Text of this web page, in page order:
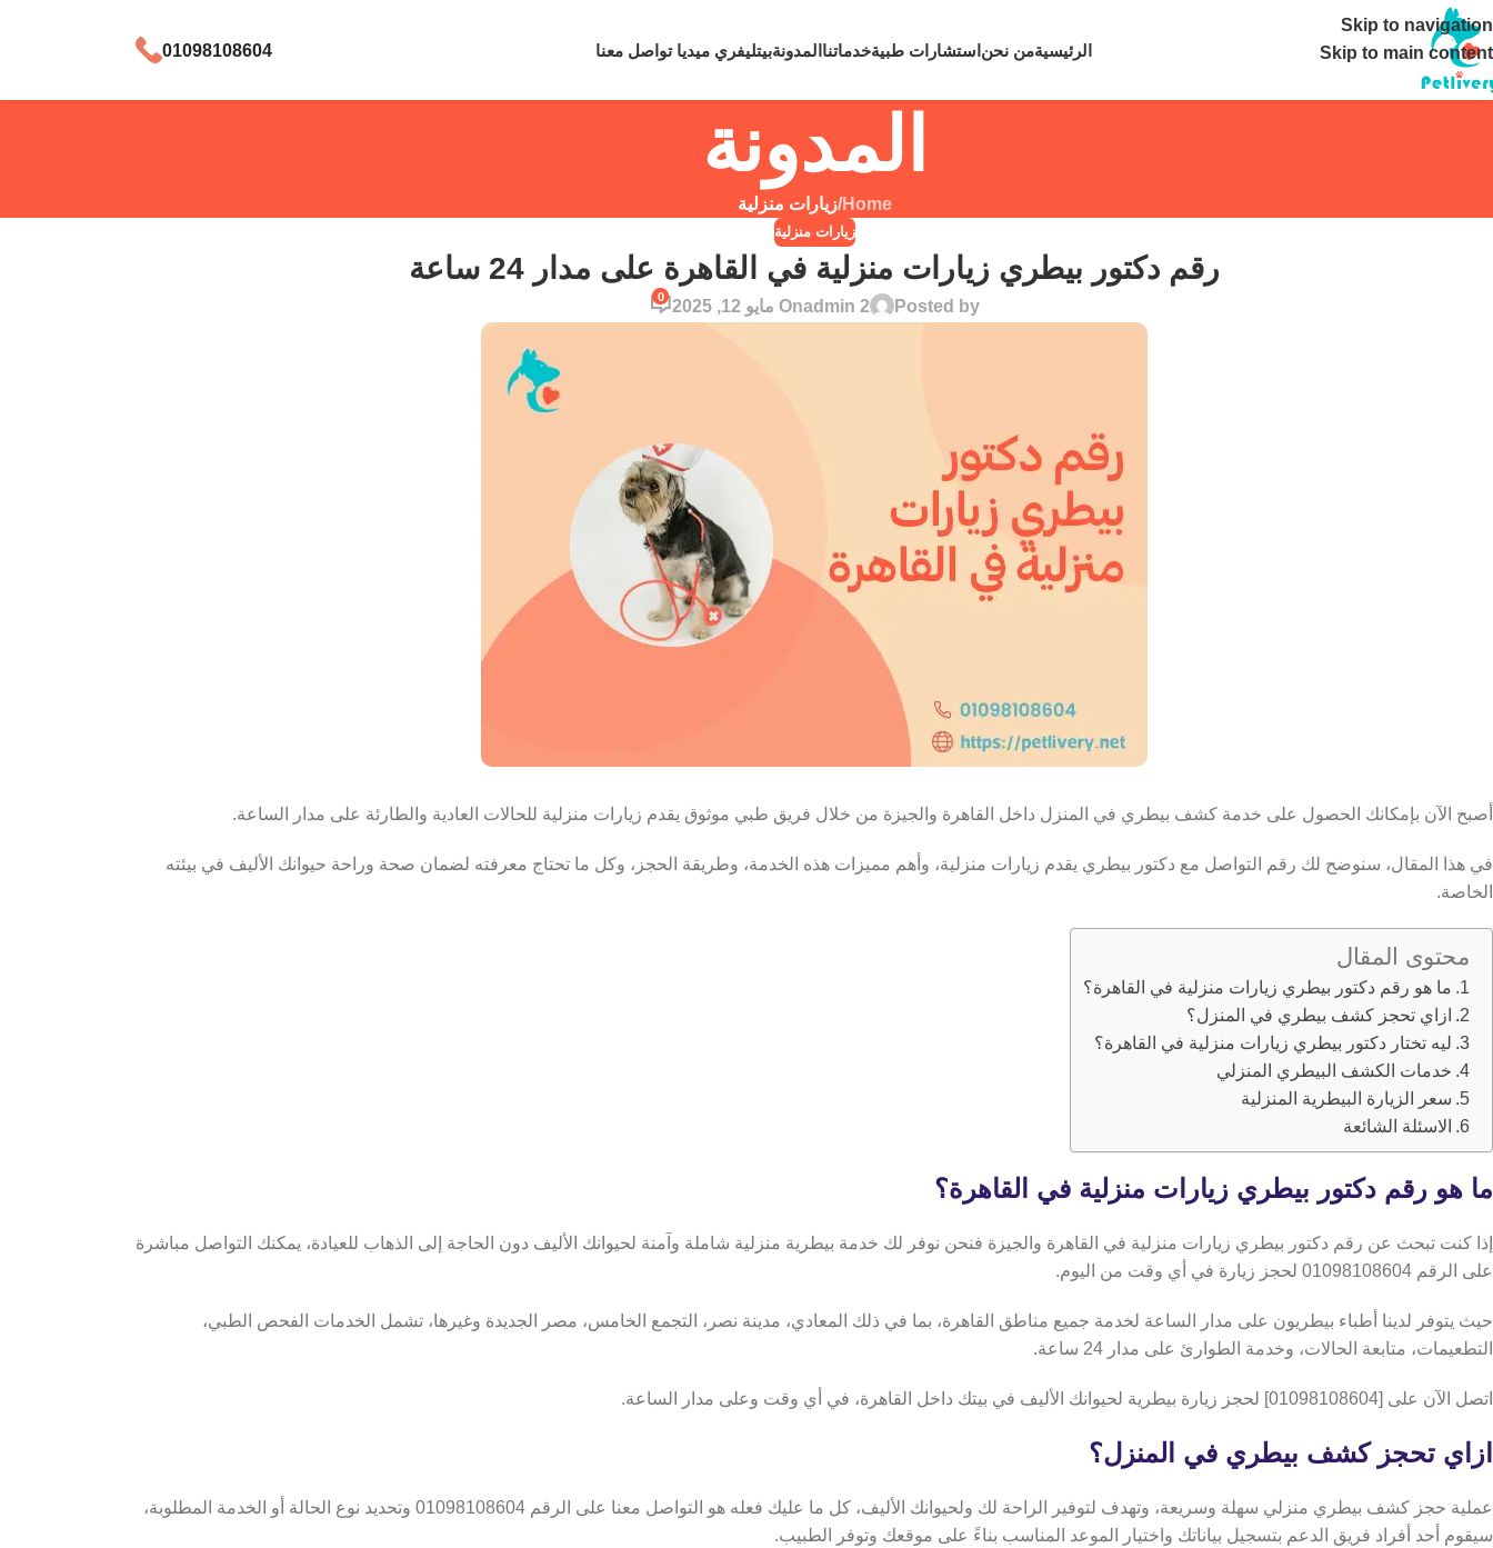
Skip to navigation
Skip to main content
الرئيسيةمن نحن استشارات طبيةخدماتنا المدونةبيتليفري ميدياتواصل معنا 01098108604
المدونة
Home
/زيارات منزلية
زيارات منزلية
رقم دكتور بيطري زيارات منزلية في القاهرة على مدار 24 ساعة
Posted by
admin 2On مايو 12, 2025
0
أصبح الآن بإمكانك الحصول على خدمة كشف بيطري في المنزل داخل القاهرة والجيزة من خلال فريق طبي موثوق يقدم زيارات منزلية للحالات العادية والطارئة على مدار الساعة.
في هذا المقال، سنوضح لك رقم التواصل مع دكتور بيطري يقدم زيارات منزلية، وأهم مميزات هذه الخدمة، وطريقة الحجز، وكل ما تحتاج معرفته لضمان صحة وراحة حيوانك الأليف في بيئته
الخاصة.
محتوى المقال
ما هو رقم دكتور بيطري زيارات منزلية في القاهرة؟
ازاي تحجز كشف بيطري في المنزل؟
ليه تختار دكتور بيطري زيارات منزلية في القاهرة؟
خدمات الكشف البيطري المنزلي
سعر الزيارة البيطرية المنزلية
الاسئلة الشائعة
ما هو رقم دكتور بيطري زيارات منزلية في القاهرة؟
إذا كنت تبحث عن رقم دكتور بيطري زيارات منزلية في القاهرة والجيزة فنحن نوفر لك خدمة بيطرية منزلية شاملة وآمنة لحيوانك الأليف دون الحاجة إلى الذهاب للعيادة، يمكنك التواصل مباشرة
على الرقم 01098108604 لحجز زيارة في أي وقت من اليوم.
حيث يتوفر لدينا أطباء بيطريون على مدار الساعة لخدمة جميع مناطق القاهرة، بما في ذلك المعادي، مدينة نصر، التجمع الخامس، مصر الجديدة وغيرها، تشمل الخدمات الفحص الطبي،
التطعيمات، متابعة الحالات، وخدمة الطوارئ على مدار 24 ساعة.
اتصل الآن على [01098108604] لحجز زيارة بيطرية لحيوانك الأليف في بيتك داخل القاهرة، في أي وقت وعلى مدار الساعة.
ازاي تحجز كشف بيطري في المنزل؟
عملية حجز كشف بيطري منزلي سهلة وسريعة، وتهدف لتوفير الراحة لك ولحيوانك الأليف، كل ما عليك فعله هو التواصل معنا على الرقم 01098108604 وتحديد نوع الحالة أو الخدمة المطلوبة،
سيقوم أحد أفراد فريق الدعم بتسجيل بياناتك واختيار الموعد المناسب بناءً على موقعك وتوفر الطبيب.